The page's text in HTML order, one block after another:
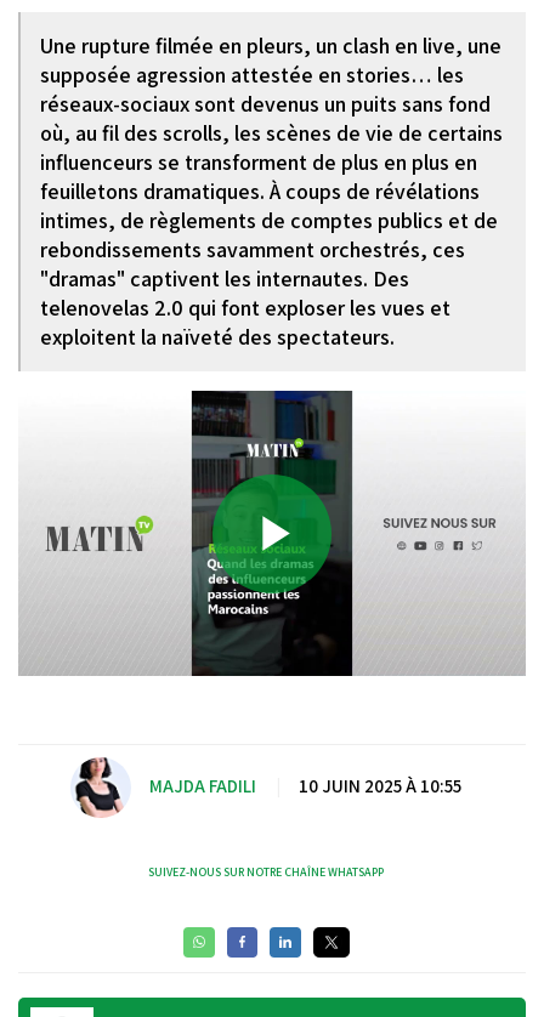
Une rupture filmée en pleurs, un clash en live, une
supposée agression attestée en stories… les
réseaux-sociaux sont devenus un puits sans fond
où, au fil des scrolls, les scènes de vie de certains
influenceurs se transforment de plus en plus en
feuilletons dramatiques. À coups de révélations
intimes, de règlements de comptes publics et de
rebondissements savamment orchestrés, ces
"dramas" captivent les internautes. Des
telenovelas 2.0 qui font exploser les vues et
exploitent la naïveté des spectateurs.
Play
MAJDA FADILI 10 JUIN 2025 À 10:55
SUIVEZ-NOUS SUR NOTRE CHAÎNE WHATSAPP